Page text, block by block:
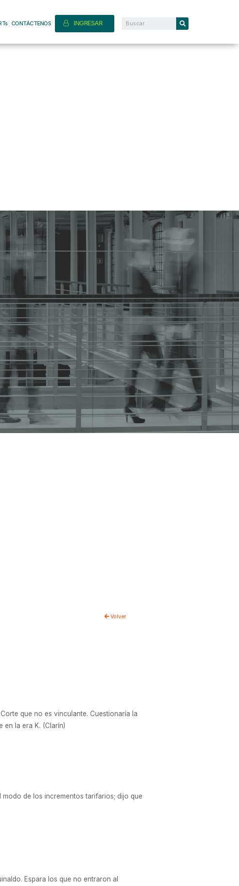
CONTÁCTENOS INGRESAR
Volver
que no es vinculante. Cuestionaría la
en la era K. (Clarín)
de los incrementos tarifarios; dijo que
Espara los que no entraron al